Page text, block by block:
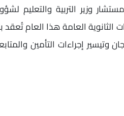
وزير التربية والتعليم
الثانوية العامة هذا العام
وتيسير إجراءات التأمين